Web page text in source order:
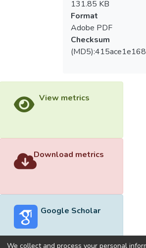
131.85 KB
Format
Adobe PDF
Checksum
View metrics
Download metrics
Google Scholar
We collect and process your personal